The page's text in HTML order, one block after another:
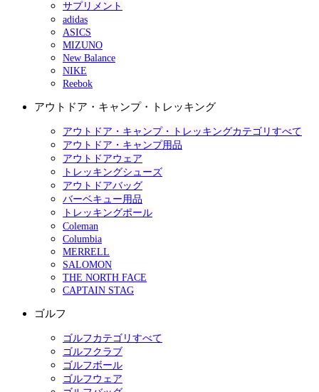
サプリメント
adidas
ASICS
MIZUNO
New Balance
NIKE
Reebok
アウトドア・キャンプ・トレッキング
アウトドア・キャンプ・トレッキングカテゴリすべて
アウトドア・キャンプ用品
アウトドアウェア
トレッキングシューズ
アウトドアバッグ
バーベキュー用品
トレッキングポール
Coleman
Columbia
MERRELL
SALOMON
THE NORTH FACE
CAPTAIN STAG
ゴルフ
ゴルフカテゴリすべて
ゴルフクラブ
ゴルフボール
ゴルフウェア